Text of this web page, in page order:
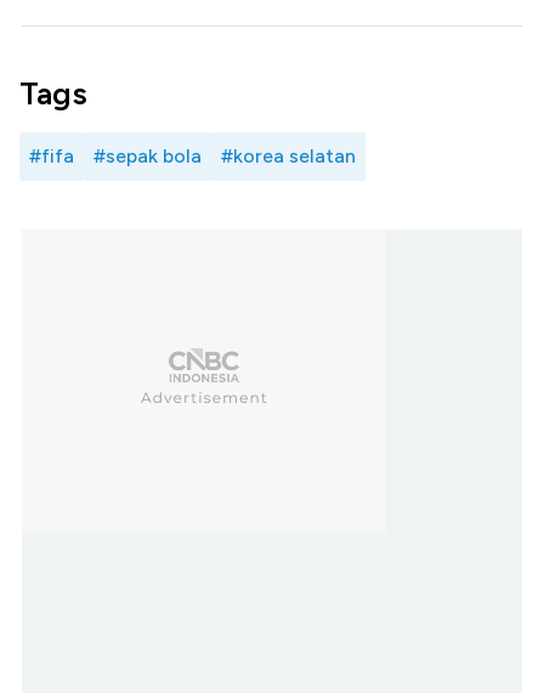
Tags
#fifa #sepak bola #korea selatan